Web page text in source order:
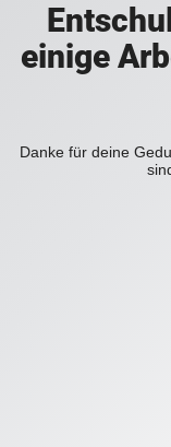
einige
Danke für deine